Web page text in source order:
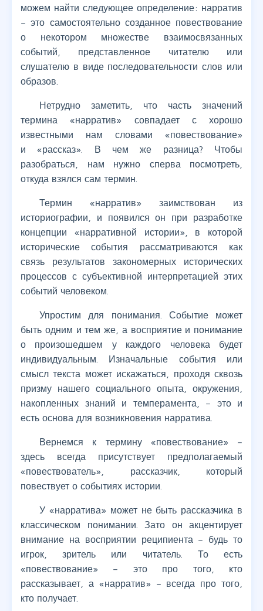
можем найти следующее определение: нарратив
– это самостоятельно созданное повествование
о некотором множестве взаимосвязанных
событий, представленное читателю или
слушателю в виде последовательности слов или
образов.
Нетрудно заметить, что часть значений
термина «нарратив» совпадает с хорошо
известными нам словами «повествование»
и «рассказ». В чем же разница? Чтобы
разобраться, нам нужно сперва посмотреть,
откуда взялся сам термин.
Термин «нарратив» заимствован из
историографии, и появился он при разработке
концепции «нарративной истории», в которой
исторические события рассматриваются как
связь результатов закономерных исторических
процессов с субъективной интерпретацией этих
событий человеком.
Упростим для понимания. Событие может
быть одним и тем же, а восприятие и понимание
о произошедшем у каждого человека будет
индивидуальным. Изначальные события или
смысл текста может искажаться, проходя сквозь
призму нашего социального опыта, окружения,
накопленных знаний и темперамента, – это и
есть основа для возникновения нарратива.
Вернемся к термину «повествование» –
здесь всегда присутствует предполагаемый
«повествователь», рассказчик, который
повествует о событиях истории.
У «нарратива» может не быть рассказчика в
классическом понимании. Зато он акцентирует
внимание на восприятии реципиента – будь то
игрок, зритель или читатель. То есть
«повествование» – это про того, кто
рассказывает, а «нарратив» – всегда про того,
кто получает.